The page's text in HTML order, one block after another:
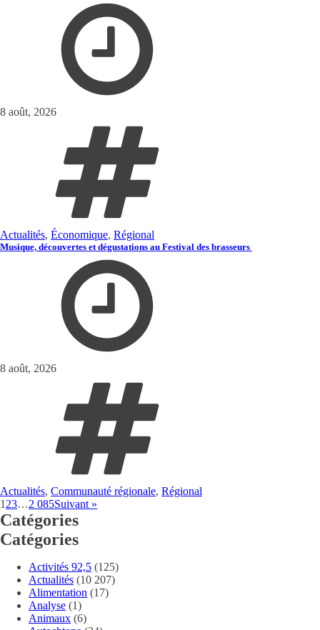
8 août, 2026
Actualités, Économique, Régional
Musique, découvertes et dégustations au Festival des brasseurs
8 août, 2026
Actualités, Communauté régionale, Régional
1 23…2 085Suivant »
Catégories
Catégories
Activités 92,5 (125)
Actualités (10 207)
Alimentation (17)
Analyse (1)
Animaux (6)